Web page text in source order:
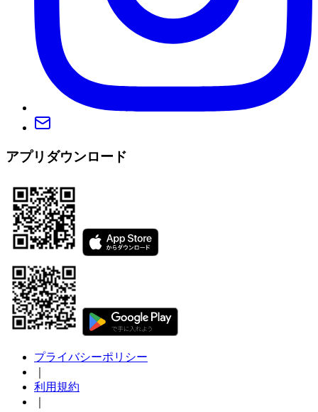
アプリダウンロード
プライバシーポリシー
利用規約